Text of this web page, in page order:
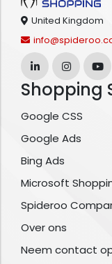
United Kingdom
Shopping
Google CSS
Google Ads
Bing Ads
Microsoft
Spideroo
Over ons
Neem contact